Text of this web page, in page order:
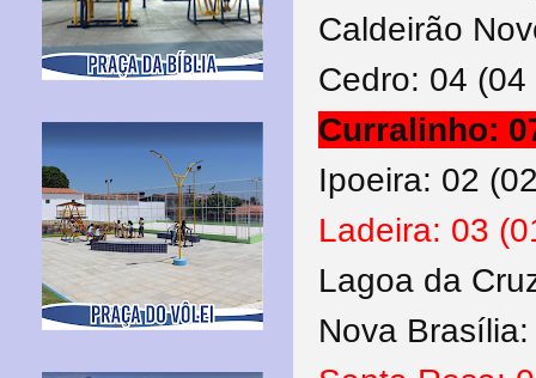
Caldeirão
Cedro: 04
Curralinho:
Ipoeira: 02
Ladeira: 03
Lagoa da
Nova